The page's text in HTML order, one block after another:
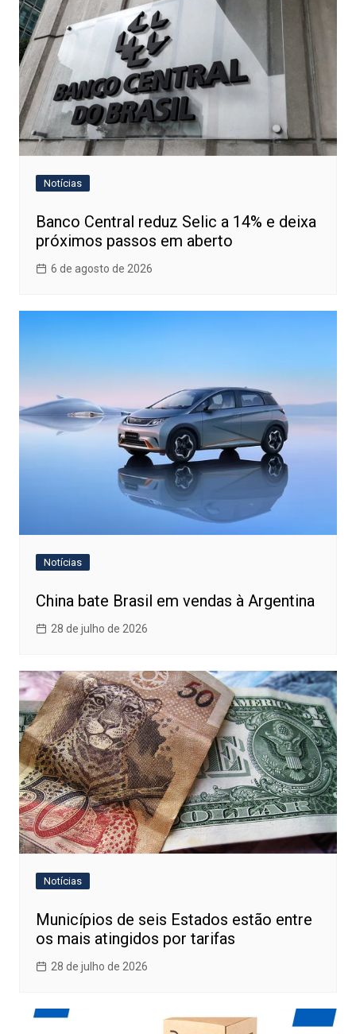
Notícias
Banco Central reduz Selic a 14% e deixa
próximos passos em aberto
6 de agosto de 2026
Notícias
China bate Brasil em vendas à Argentina
28 de julho de 2026
Notícias
Municípios de seis Estados estão entre
os mais atingidos por tarifas
28 de julho de 2026